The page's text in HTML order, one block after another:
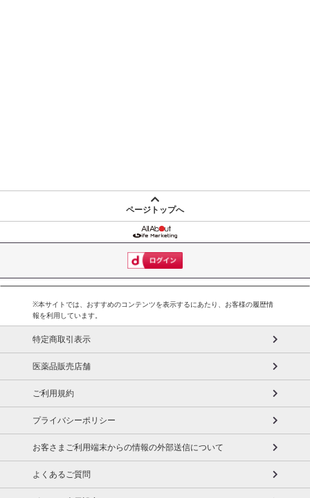
ページトップへ
※本サイトでは、おすすめのコンテンツを表示するにあたり、お客様の履歴情
報を利用しています。
特定商取引表示
医薬品販売店舗
ご利用規約
プライバシーポリシー
お客さまご利用端末からの情報の外部送信について
よくあるご質問